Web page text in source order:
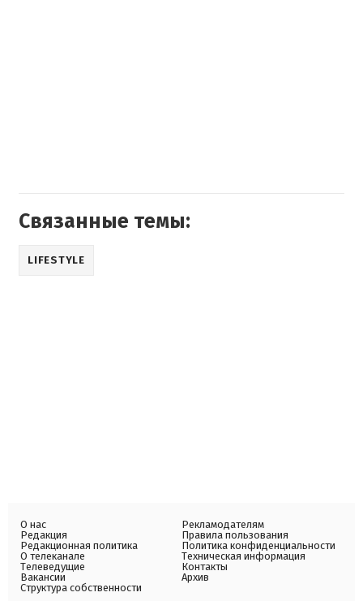
Связанные темы:
LIFESTYLE
О нас
Редакция
Редакционная политика
О телеканале
Телеведущие
Вакансии
Структура собственности
Рекламодателям
Правила пользования
Политика конфиденциальности
Техническая информация
Контакты
Архив